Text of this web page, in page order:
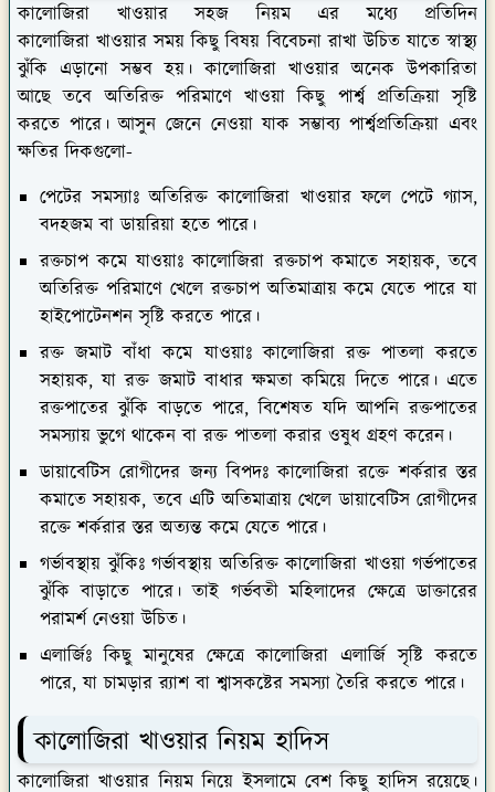
কালোজিরা খাওয়ার সহজ নিয়ম এর মধ্যে প্রতিদিন
কালোজিরা খাওয়ার সময় কিছু বিষয় বিবেচনা রাখা উচিত যাতে স্বাস্থ্য
ঝুঁকি এড়ানো সম্ভব হয়। কালোজিরা খাওয়ার অনেক উপকারিতা
আছে তবে অতিরিক্ত পরিমাণে খাওয়া কিছু পার্শ্ব প্রতিক্রিয়া সৃষ্টি
করতে পারে। আসুন জেনে নেওয়া যাক সম্ভাব্য পার্শ্বপ্রতিক্রিয়া এবং
ক্ষতির দিকগুলো-
পেটের সমস্যাঃ অতিরিক্ত কালোজিরা খাওয়ার ফলে পেটে গ্যাস,
বদহজম বা ডায়রিয়া হতে পারে।
রক্তচাপ কমে যাওয়াঃ কালোজিরা রক্তচাপ কমাতে সহায়ক, তবে
অতিরিক্ত পরিমাণে খেলে রক্তচাপ অতিমাত্রায় কমে যেতে পারে যা
হাইপোটেনশন সৃষ্টি করতে পারে।
রক্ত জমাট বাঁধা কমে যাওয়াঃকালোজিরা রক্ত পাতলা করতে
সহায়ক, যা রক্ত জমাট বাধার ক্ষমতা কমিয়ে দিতে পারে। এতে
রক্তপাতের ঝুঁকি বাড়তে পারে, বিশেষত যদি আপনি রক্তপাতের
সমস্যায় ভুগে থাকেন বা রক্ত পাতলা করার ওষুধ গ্রহণ করেন।
ডায়াবেটিস রোগীদের জন্য বিপদঃকালোজিরা রক্তে শর্করার স্তর
কমাতে সহায়ক, তবে এটি অতিমাত্রায় খেলে ডায়াবেটিস রোগীদের
রক্তে শর্করার স্তর অত্যন্ত কমে যেতে পারে।
গর্ভাবস্থায় ঝুঁকিঃগর্ভাবস্থায় অতিরিক্ত কালোজিরা খাওয়া গর্ভপাতের
ঝুঁকি বাড়াতে পারে। তাই গর্ভবতী মহিলাদের ক্ষেত্রে ডাক্তারের
পরামর্শ নেওয়া উচিত।
এলার্জিঃ কিছু মানুষের ক্ষেত্রে কালোজিরা এলার্জি সৃষ্টি করতে
পারে, যা চামড়ার র‌্যাশ বা শ্বাসকষ্টের সমস্যা তৈরি করতে পারে।
কালোজিরা খাওয়ার নিয়ম হাদিস
কালোজিরা খাওয়ার নিয়ম নিয়ে ইসলামে বেশ কিছু হাদিস রয়েছে।